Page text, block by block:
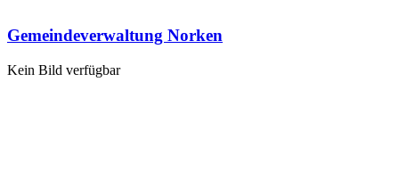
Gemeindeverwaltung Norken
Kein Bild verfügbar